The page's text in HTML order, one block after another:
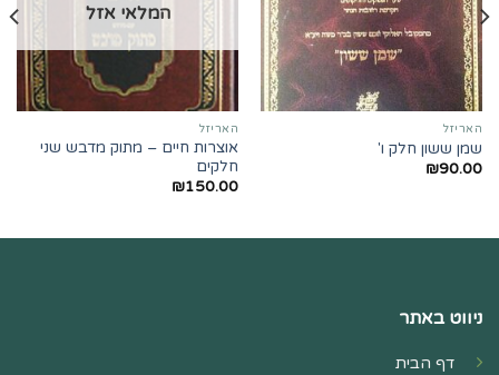
האריזל
שמן ששון חלק ו'
₪90.00
המלאי אזל
האריזל
אוצרות חיים – מתוק מדבש שני
חלקים
₪150.00
ניווט באתר
דף הבית